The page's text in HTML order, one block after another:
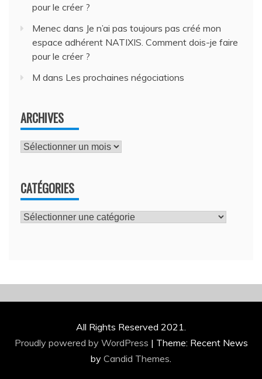
pour le créer ?
Menec dans Je n’ai pas toujours pas créé mon
espace adhérent NATIXIS. Comment dois-je faire
pour le créer ?
M dans Les prochaines négociations
ARCHIVES
Archives
CATÉGORIES
Catégories
All Rights Reserved 2021.
Proudly powered by WordPress | Theme: Recent News
by Candid Themes.